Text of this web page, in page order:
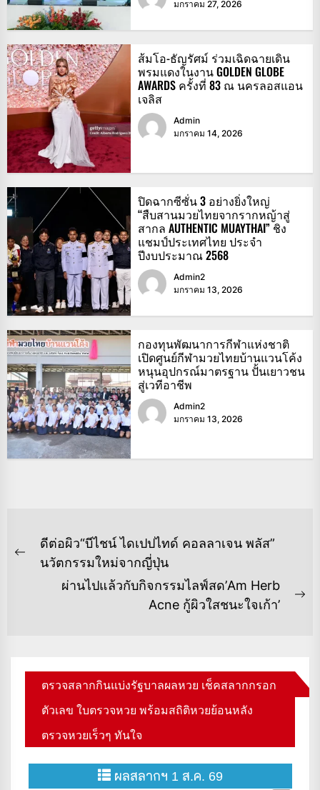
มกราคม 27, 2026
ส้มโอ-ธัญรัศม์ ร่วมเฉิดฉายเดิน
พรมแดงในงาน GOLDEN GLOBE
AWARDS ครั้งที่ 83 ณ นครลอสแอน
เจลิส
Admin
มกราคม 14, 2026
ปิดฉากซีซั่น 3 อย่างยิ่งใหญ่
“สืบสานมวยไทยจากรากหญ้าสู่
สากล AUTHENTIC MUAYTHAI” ชิง
แชมป์ประเทศไทย ประจำ
ปีงบประมาณ 2568
Admin2
มกราคม 13, 2026
กองทุนพัฒนาการกีฬาแห่งชาติ
เปิดศูนย์กีฬามวยไทยบ้านแวนโค้ง
หนุนอุปกรณ์มาตรฐาน ปั้นเยาวชน
สู่เวทีอาชีพ
Admin2
มกราคม 13, 2026
แนะแนว
เรื่อง
Previous
ดีต่อผิว“บีไชน์ ไดเปปไทด์ คอลลาเจน พลัส”
นวัตกรรมใหม่จากญี่ปุ่น
ผ่านไปแล้วกับกิจกรรมไลฟ์สด’Am Herb
Acne กู้ผิวใสชนะใจเก้า’
ตรวจสลากกินแบ่งรัฐบาลผลหวย เช็คสลากกรอก
ตัวเลข ใบตรวจหวย พร้อมสถิติหวยย้อนหลัง
ตรวจหวยเร็วๆ ทันใจ